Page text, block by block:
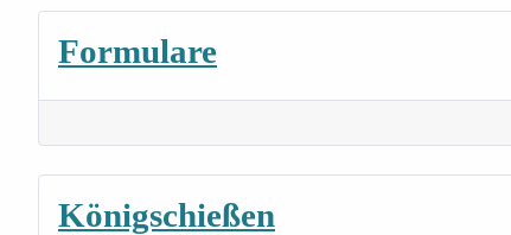
Formulare
Königschießen